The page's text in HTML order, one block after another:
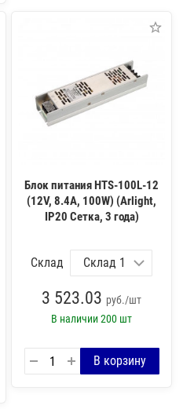
Блок питания HTS-100L-12
(12V, 8.4A, 100W) (Arlight,
IP20 Сетка, 3 года)
Склад
3 523.03 руб./шт
В наличии200 шт